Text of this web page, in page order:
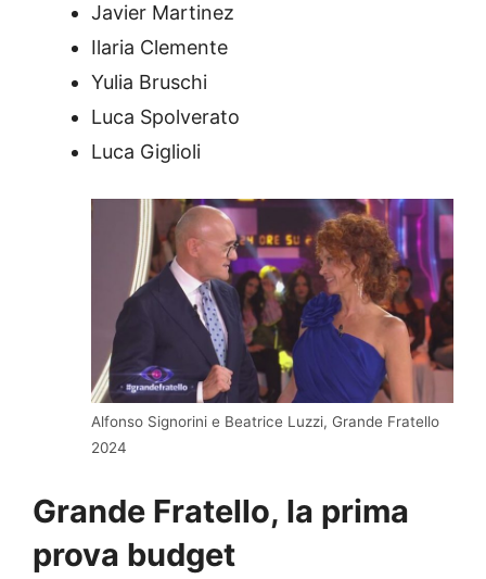
Javier Martinez
Ilaria Clemente
Yulia Bruschi
Luca Spolverato
Luca Giglioli
Alfonso Signorini e Beatrice Luzzi, Grande Fratello
2024
Grande Fratello, la prima
prova budget